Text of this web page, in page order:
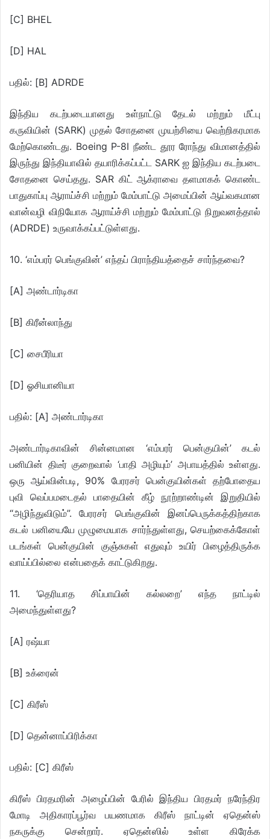
[C] BHEL
[D] HAL
பதில்: [B] ADRDE
இந்திய கடற்படையானது உள்நாட்டு தேடல் மற்றும் மீட்பு
கருவியின் (SARK) முதல் சோதனை முயற்சியை வெற்றிகரமாக
மேற்கொண்டது. Boeing P-8I நீண்ட தூர ரோந்து விமானத்தில்
இருந்து இந்தியாவில் தயாரிக்கப்பட்ட SARK ஐ இந்திய கடற்படை
சோதனை செய்தது. SAR கிட் ஆக்ராவை தளமாகக் கொண்ட
பாதுகாப்பு ஆராய்ச்சி மற்றும் மேம்பாட்டு அமைப்பின் ஆய்வகமான
வான்வழி விநியோக ஆராய்ச்சி மற்றும் மேம்பாட்டு நிறுவனத்தால்
(ADRDE) உருவாக்கப்பட்டுள்ளது.
10. ‘எம்பரர் பெங்குவின்’ எந்தப் பிராந்தியத்தைச் சார்ந்தவை?
[A] அண்டார்டிகா
[B] கிரீன்லாந்து
[C] சைபீரியா
[D] ஓசியானியா
பதில்: [A] அண்டார்டிகா
அண்டார்டிகாவின் சின்னமான ‘எம்பரர் பென்குயின்’ கடல்
பனியின் திடீர் குறைவால் ‘பாதி அழியும்’ அபாயத்தில் உள்ளது.
ஒரு ஆய்வின்படி, 90% பேரரசர் பென்குயின்கள் தற்போதைய
புவி வெப்பமடைதல் பாதையின் கீழ் நூற்றாண்டின் இறுதியில்
“அழிந்துவிடும்”. பேரரசர் பெங்குவின் இனப்பெருக்கத்திற்காக
கடல் பனியையே முழுமையாக சார்ந்துள்ளது, செயற்கைக்கோள்
படங்கள் பென்குயின் குஞ்சுகள் எதுவும் உயிர் பிழைத்திருக்க
வாய்ப்பில்லை என்பதைக் காட்டுகிறது.
11. ‘தெரியாத சிப்பாயின் கல்லறை’ எந்த நாட்டில்
அமைந்துள்ளது?
[A] ரஷ்யா
[B] உக்ரைன்
[C] கிரீஸ்
[D] தென்னாப்பிரிக்கா
பதில்: [C] கிரீஸ்
கிரீஸ் பிரதமரின் அழைப்பின் பேரில் இந்திய பிரதமர் நரேந்திர
மோடி அதிகாரப்பூர்வ பயணமாக கிரீஸ் நாட்டின் ஏதென்ஸ்
நகருக்கு சென்றார். ஏதென்ஸில் உள்ள கிரேக்க